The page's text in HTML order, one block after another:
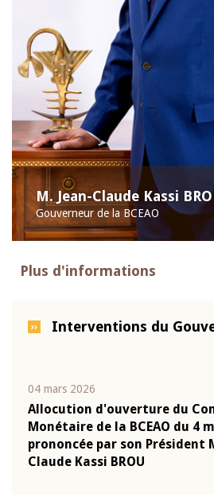
M. Jean-Claude Kassi
Gouverneur de la BCEAO
Plus d'informations
Interventions du
04 mars 2026
Allocution d'ouverture du
Monétaire de la BCEAO du 4
prononcée par son Président
Claude Kassi BROU